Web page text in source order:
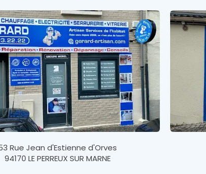
Rue Jean d'Estienne d'Orves
94170 LE PERREUX SUR MARNE